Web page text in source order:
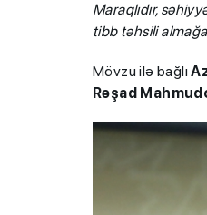
Maraqlıdır,
tibb təhsili
Mövzu ilə bağlı
Rəşad